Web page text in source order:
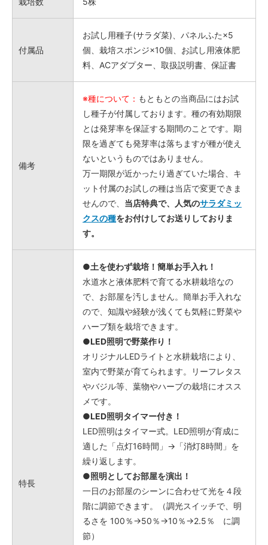
付属品
お試し用種子(サラダ菜)、パネルふた×5
個、栽培スポンジ×10個、お試し用液体肥
料、ACアダプター、取扱説明書、保証書
備考
※種について： もともとの当商品にはお試
し種子が付属しております。種の有効期限
とは発芽率を保証する期間のことです。期
限を過ぎても発芽率は落ちますが種が使え
ないというものではありません。
万一期限が近かったり過ぎていた場合、キ
ット付属のお試しの種は当店で変更できま
せんので、 当店特典で、人気のサラダミッ
クスの種をお付けしてお送りしておりま
す。
特長
●土を使わず栽培！簡単お手入れ！
水道水と液体肥料で育てる水耕栽培なの
で、お部屋を汚しません。簡単お手入れな
ので、知識や経験が浅くても気軽に野菜や
ハーブ類を栽培できます。
●LED照明で野菜作り！
オリジナルLEDライトと水耕栽培により、
室内で野菜が育てられます。リーフレタス
やバジル等、葉物やハーブの栽培にオスス
メです。
●LED照明タイマー付き！
LED照明はタイマー式。LED照明が育成に
適した「点灯16時間」→「消灯8時間」を
繰り返します。
●照明としてお部屋を演出！
一日のお部屋のシーンに合わせて光を４段
階に調節できます。（調光スイッチで、明
るさを 100％→50％→10％→2.5％ に調
節）